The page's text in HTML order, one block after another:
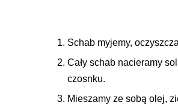
Schab myjemy,
Cały schab nacieramy
czosnku.
Mieszamy ze sobą olej,